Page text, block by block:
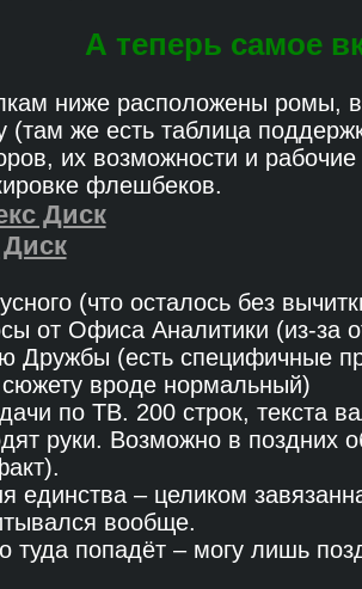
А теперь самое
ниже расположены ромы,
(там же есть таблица
их возможности и
флешбеков.
Диск
Диск
(что осталось без
от Офиса Аналитики (из-за
Дружбы (есть специфичные
сюжету вроде нормальный)
по ТВ. 200 строк, текста
руки. Возможно в поздних
единства – целиком
вообще.
туда попадёт – могу лишь